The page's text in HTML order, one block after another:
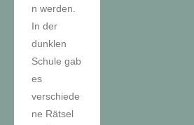
n werden.
In der
dunklen
Schule gab
es
verschiede
ne Rätsel